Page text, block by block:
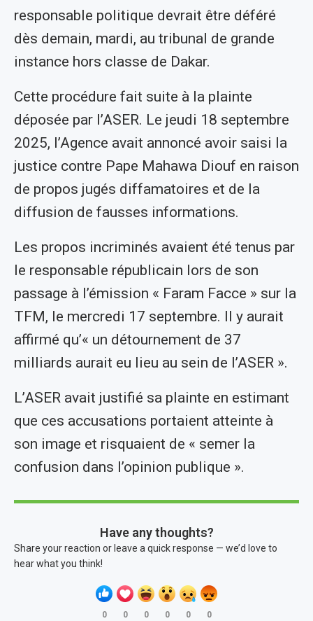
responsable politique devrait être déféré
dès demain, mardi, au tribunal de grande
instance hors classe de Dakar.
Cette procédure fait suite à la plainte
déposée par l’ASER. Le jeudi 18 septembre
2025, l’Agence avait annoncé avoir saisi la
justice contre Pape Mahawa Diouf en raison
de propos jugés diffamatoires et de la
diffusion de fausses informations.
Les propos incriminés avaient été tenus par
le responsable républicain lors de son
passage à l’émission « Faram Facce » sur la
TFM, le mercredi 17 septembre. Il y aurait
affirmé qu’« un détournement de 37
milliards aurait eu lieu au sein de l’ASER ».
L’ASER avait justifié sa plainte en estimant
que ces accusations portaient atteinte à
son image et risquaient de « semer la
confusion dans l’opinion publique ».
Have any thoughts?
Share your reaction or leave a quick response — we’d love to
hear what you think!
0 0 0 0 0 0